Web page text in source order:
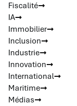
Fiscalité
IA
Immobilier
Inclusion
Industrie
Innovation
International
Maritime
Médias